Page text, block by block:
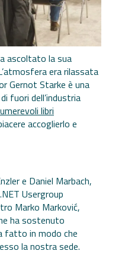
ascoltato la sua
era rilassata
Gernot Starke è una
fuori dell’industria
libri
accoglierlo e
e Daniel Marbach,
Usergroup
Marko Marković,
ha sostenuto
fatto in modo che
la nostra sede.